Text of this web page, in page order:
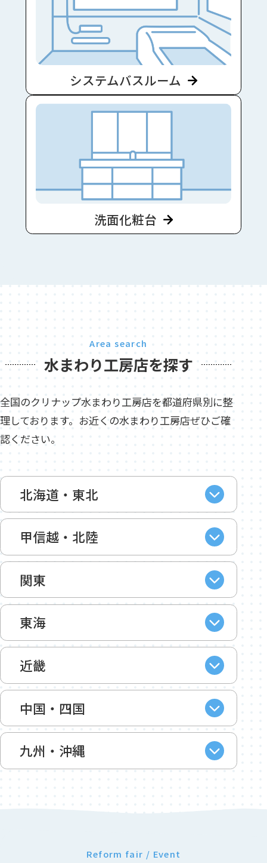
システムバスルーム
洗面化粧台
Area search
水まわり工房店を探す
全国のクリナップ水まわり工房店を都道府県別に整
理しております。お近くの水まわり工房店ぜひご確
認ください。
北海道・東北
甲信越・北陸
関東
東海
近畿
中国・四国
九州・沖縄
Reform fair / Event